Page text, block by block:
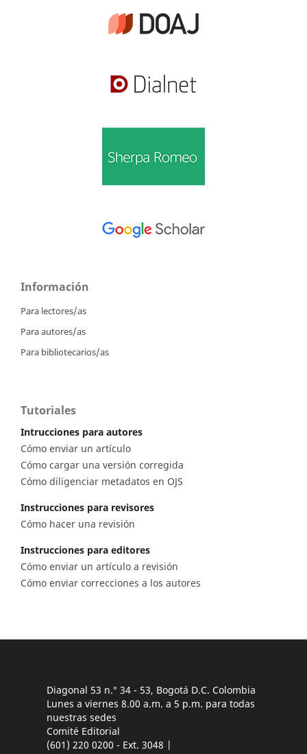
Información
Para lectores/as
Para autores/as
Para bibliotecarios/as
Tutoriales
Intrucciones para autores
Cómo enviar un artículo
Cómo cargar una versión corregida
Cómo diligenciar metadatos en OJS
Instrucciones para revisores
Cómo hacer una revisión
Instrucciones para editores
Cómo enviar un artículo a revisión
Cómo enviar correcciones a los autores
Diagonal 53 n.° 34 - 53, Bogotá D.C. Colombia
Lunes a viernes 8.00 a.m. a 5 p.m. para todas
nuestras sedes
Comité Editorial
(601) 220 0200 - Ext. 3048 |